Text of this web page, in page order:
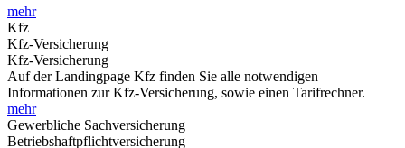
mehr
Kfz
Kfz-Versicherung
Kfz-Versicherung
Auf der Landingpage Kfz finden Sie alle notwendigen
Informationen zur Kfz-Versicherung, sowie einen Tarifrechner.
mehr
Gewerbliche Sachversicherung
Betriebshaftpflichtversicherung